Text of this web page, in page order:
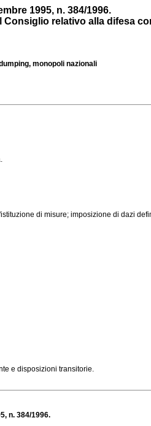
1995, n. 384/1996.
Consiglio relativo alla difesa
monopoli nazionali
di misure; imposizione di dazi
e disposizioni transitorie.
n. 384/1996.